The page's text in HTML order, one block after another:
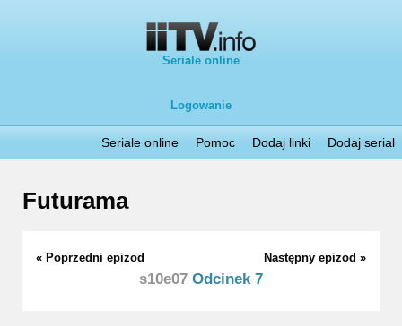
Seriale online
Logowanie
Seriale online Pomoc Dodaj linki Dodaj serial
Futurama
« Poprzedni epizod Następny epizod »
s10e07 Odcinek 7